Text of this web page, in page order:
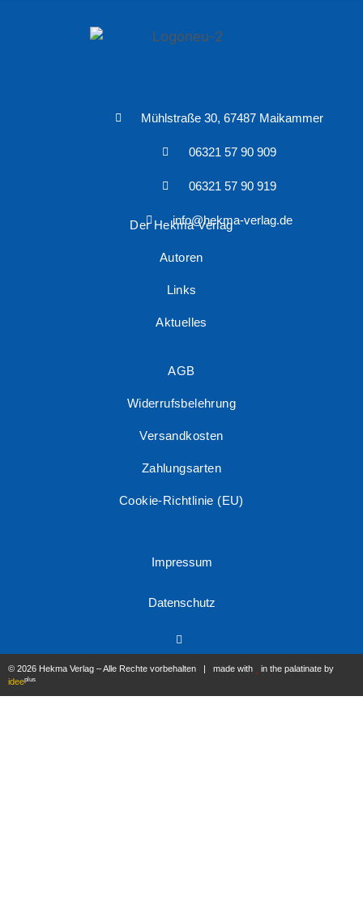
Mühlstraße 30, 67487 Maikammer
06321 57 90 909
06321 57 90 919
info@hekma-verlag.de
Der Hekma Verlag
Autoren
Links
Aktuelles
AGB
Widerrufsbelehrung
Versandkosten
Zahlungsarten
Cookie-Richtlinie (EU)
Impressum
Datenschutz
© 2026 Hekma Verlag – Alle Rechte vorbehalten | made with
in the palatinate by
ideeplus